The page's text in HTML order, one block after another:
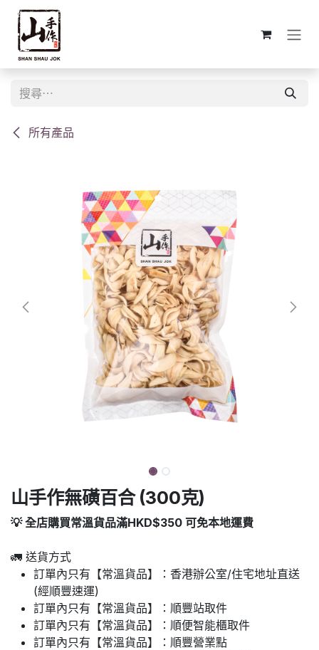
跳至內容
所有產品
山手作無磺百合 (300克)
💡 全店購買常溫貨品滿HKD$350 可免本地運費
🚛 送貨方式
訂單內只有【常溫貨品】：香港辦公室/住宅地址直送
(經順豐速運)
訂單內只有【常溫貨品】：順豐站取件
訂單內只有【常溫貨品】：順便智能櫃取件
訂單內只有【常溫貨品】：順豐營業點